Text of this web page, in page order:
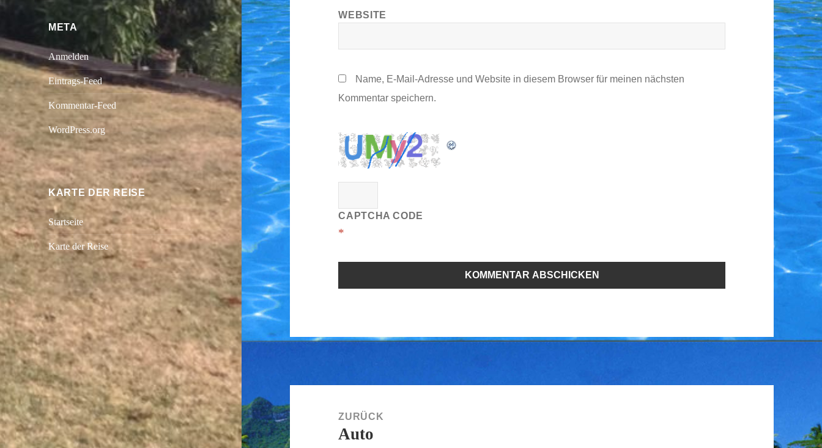
META
Anmelden
Eintrags-Feed
Kommentar-Feed
WordPress.org
KARTE DER REISE
Startseite
Karte der Reise
WEBSITE
Name, E-Mail-Adresse und Website in diesem Browser für meinen nächsten
Kommentar speichern.
CAPTCHA CODE
*
ZURÜCK
Vorheriger
Auto